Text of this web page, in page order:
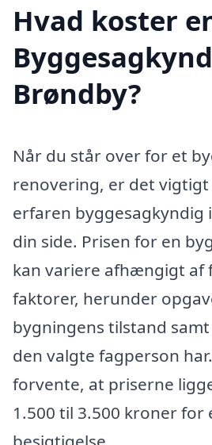
Hvad koster
Brøndby?
Når du står over for et
renovering, er det vigtigt
erfaren byggesagkyndig
din side. Prisen for en
kan variere afhængigt af
faktorer, herunder
bygningens tilstand
den valgte fagperson
forvente, at priserne
1.500 til 3.500 kroner for